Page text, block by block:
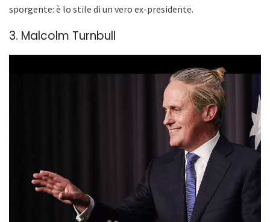
sporgente: è lo stile di un vero ex-presidente.
3. Malcolm Turnbull